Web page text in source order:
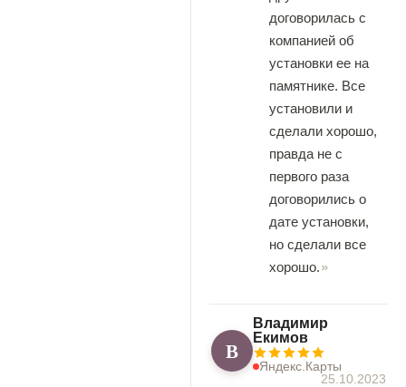
договорилась с
компанией об
установки ее на
памятнике. Все
установили и
сделали хорошо,
правда не с
первого раза
договорились о
дате установки,
но сделали все
хорошо.
В
Владимир
Екимов
Яндекс.Карты
25.10.2023